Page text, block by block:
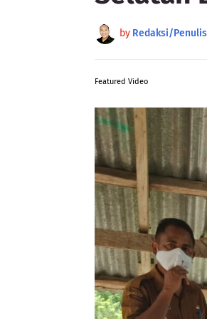
by Redaksi/
Featured Video